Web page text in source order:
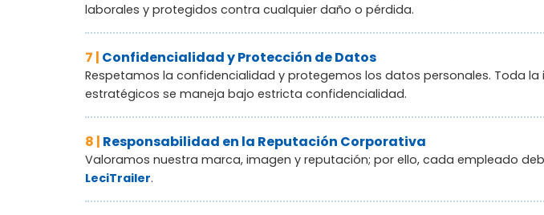
laborales y protegidos contra cualquier daño o pérdida.
7 | Confidencialidad y Protección de Datos
Respetamos la confidencialidad y protegemos los datos personales. Toda
estratégicos se maneja bajo estricta confidencialidad.
8 | Responsabilidad en la Reputación Corporativa
Valoramos nuestra marca, imagen y reputación; por ello, cada empleado
LeciTrailer.